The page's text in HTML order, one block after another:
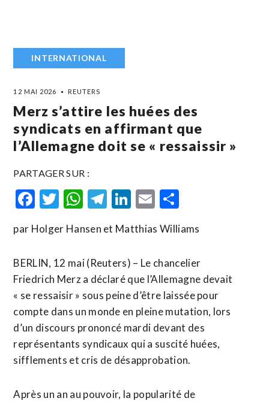
INTERNATIONAL
12 MAI 2026 REUTERS
Merz s’attire les huées des
syndicats en affirmant que
l’Allemagne doit se « ressaissir »
PARTAGER SUR :
Facebook
Twitter
WhatsApp
Telegram
LinkedIn
Email
par Holger Hansen et Matthias Williams
BERLIN, 12 mai (Reuters) – Le chancelier
Friedrich Merz a déclaré que l’Allemagne devait
« se ressaisir » sous peine d’être laissée pour
compte dans un monde en pleine mutation, lors
d’un discours prononcé mardi devant des
représentants syndicaux qui a suscité huées,
sifflements et cris de désapprobation.
Après un ​an au pouvoir, ‌la popularité de